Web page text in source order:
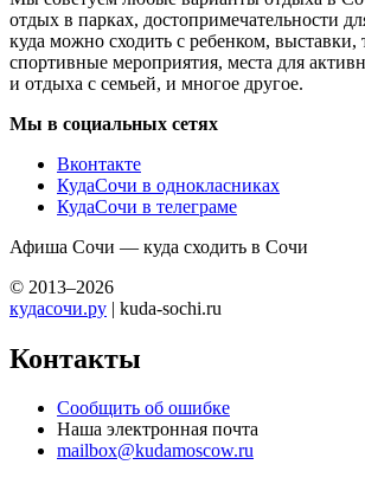
отдых в парках, достопримечательности
куда можно сходить с ребенком, выставки,
спортивные мероприятия, места для
и отдыха с семьей, и многое другое.
Мы в социальных сетях
Вконтакте
КудаСочи в однокласниках
КудаСочи в телеграме
Афиша Сочи — куда сходить в Сочи
© 2013–2026
кудасочи.ру | kuda-sochi.ru
Контакты
Сообщить об ошибке
Наша электронная почта
mailbox@kudamoscow.ru